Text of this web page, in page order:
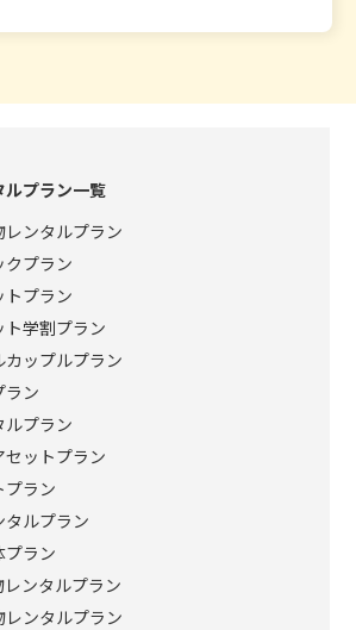
ルプラン一覧
ンタルプラン
クプラン
トプラン
学割プラン
ップルプラン
ラン
ルプラン
ットプラン
プラン
タルプラン
プラン
ンタルプラン
ンタルプラン